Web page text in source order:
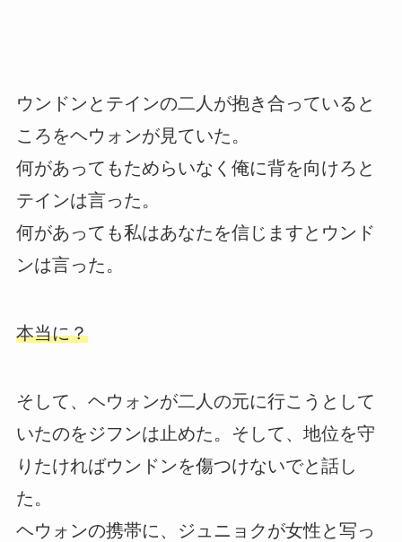
ウンドンとテインの二人が抱き合っていると
ころをヘウォンが見ていた。
何があってもためらいなく俺に背を向けろと
テインは言った。
何があっても私はあなたを信じますとウンド
ンは言った。
本当に？
そして、ヘウォンが二人の元に行こうとして
いたのをジフンは止めた。そして、地位を守
りたければウンドンを傷つけないでと話し
た。
ヘウォンの携帯に、ジュニョクが女性と写っ